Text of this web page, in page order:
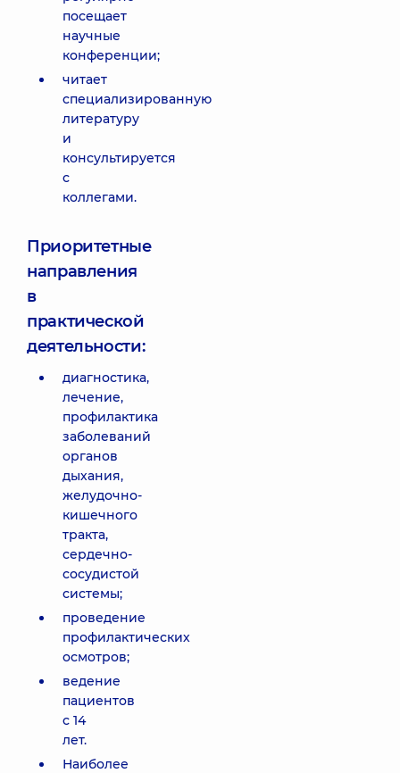
посещает
научные
конференции;
читает
специализированную
литературу
и
консультируется
с
коллегами.
Приоритетные
направления
в
практической
деятельности:
диагностика,
лечение,
профилактика
заболеваний
органов
дыхания,
желудочно-
кишечного
тракта,
сердечно-
сосудистой
системы;
проведение
профилактических
осмотров;
ведение
пациентов
с 14
лет.
Наиболее